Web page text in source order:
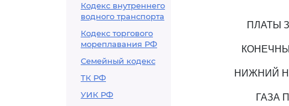
Кодекс внутреннего
водного транспорта
Кодекс торгового
мореплавания РФ
Семейный кодекс
ТК РФ
УИК РФ
ПЛАТЫ
НИЖНИЙ
ГАЗА